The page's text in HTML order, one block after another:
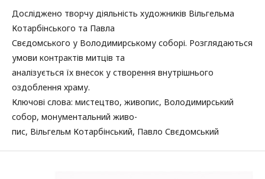
Досліджено творчу діяльність художників Вільгельма
Котарбінського та Павла
Свєдомського у Володимирському соборі. Розглядаються
умови контрактів митців та
аналізується їх внесок у створення внутрішнього
оздоблення храму.
Ключові слова: мистецтво, живопис, Володимирський
собор, монументальний живо-
пис, Вільгельм Котарбінський, Павло Свєдомський